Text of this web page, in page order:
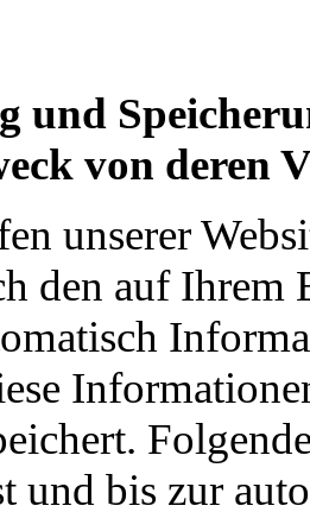
und
von deren
unserer
den auf Ihrem
und bis zur